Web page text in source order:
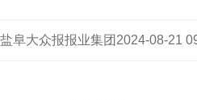
盐阜大众报报业集团 2024-08-21